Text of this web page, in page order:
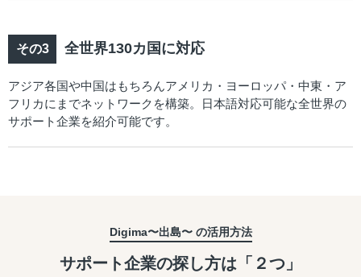
全世界130カ国に対応
アジア各国や中国はもちろんアメリカ・ヨーロッパ・中東・ア
フリカにまでネットワークを構築。日本語対応可能な全世界の
サポート企業を紹介可能です。
Digima〜出島〜 の活用方法
サポート企業の探し方は「２つ」